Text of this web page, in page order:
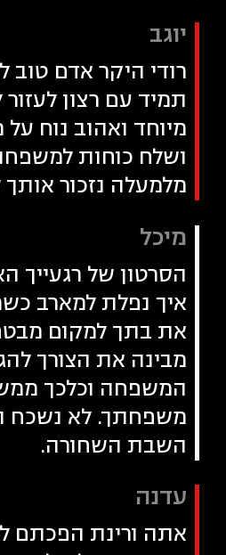
יוגב
רודי היקר אדם טוב
תמיד עם רצון לעזור
מיוחד ואהוב נוח
ושלח כוחות
מלמעלה נזכור
מיכל
הסרטון של רגעייך
איך נפלת למארב
את בתך למקום
מבינה את הצורך
המשפחה וכלכך
משפחתך. לא נשכח
השבת השחורה.
עדנה
אתה ורינת הפכתם